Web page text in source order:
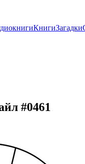
КнигиЗагадки
#0461